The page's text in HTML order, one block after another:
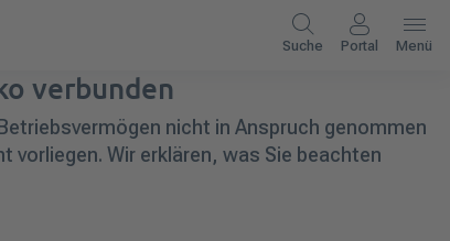
Suche Portal Menü
verbunden
nicht in Anspruch genommen
Wir erklären, was Sie beachten